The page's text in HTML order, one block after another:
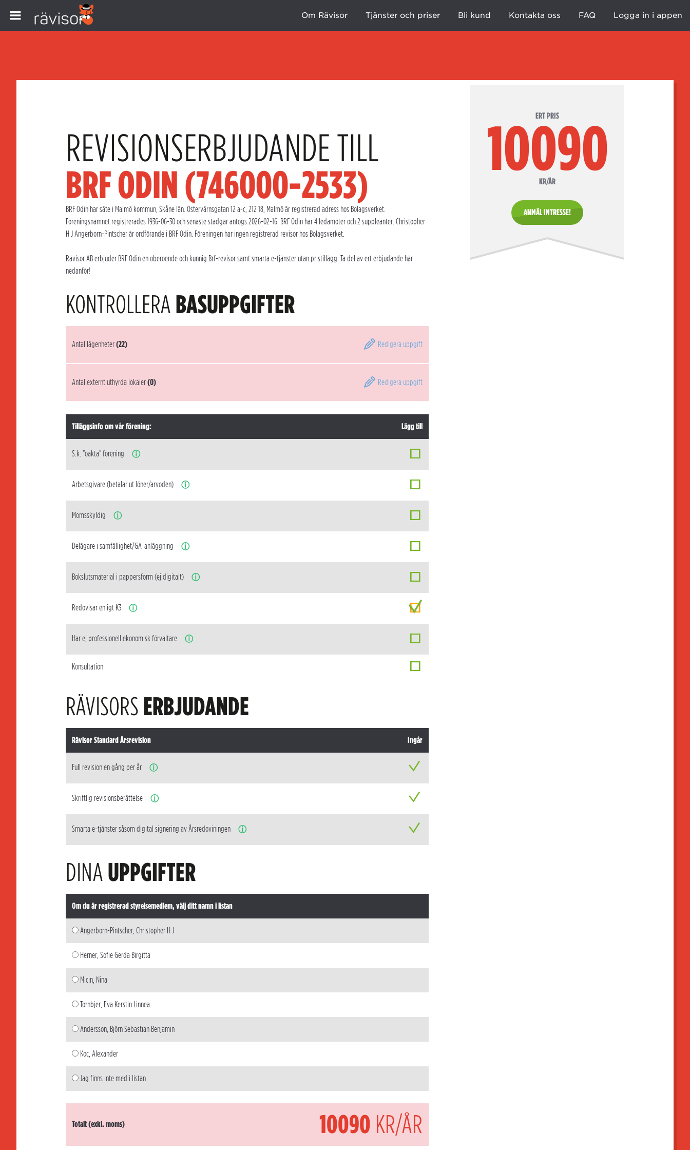
Om Rävisor Tjänster och priser Bli kund Kontakta oss FAQ Logga in i appen
ERT PRIS
10090
KR/ÅR
ANMÄL INTRESSE!
REVISIONSERBJUDANDE TILL
BRF ODIN (746000-2533)
BRF Odin har säte i Malmö kommun, Skåne län. Östervärnsgatan 12 a-c, 212 18, Malmö är registrerad adress hos Bolagsverket.
Föreningsnamnet registrerades 1936-06-30 och senaste stadgar antogs 2026-02-16. BRF Odin har 4 ledamöter och 2 suppleanter. Christopher
H J Angerborn-Pintscher är ordförande i BRF Odin. Föreningen har ingen registrerad revisor hos Bolagsverket.
Rävisor AB erbjuder BRF Odin en oberoende och kunnig Brf-revisor samt smarta e-tjänster utan pristillägg. Ta del av ert erbjudande här
nedanför!
KONTROLLERABASUPPGIFTER
Antal lägenheter(22) Redigera uppgift
Antal externt uthyrda lokaler(0) Redigera uppgift
Tilläggsinfo om vår förening: Lägg till
S.k. "oäkta" förening ⓘ
Arbetsgivare (betalar ut löner/arvoden) ⓘ
Momsskyldig ⓘ
Delägare i samfällighet/GA-anläggning ⓘ
Bokslutsmaterial i pappersform (ej digitalt) ⓘ
Redovisar enligt K3 ⓘ
Har ej professionell ekonomisk förvaltare ⓘ
Konsultation
RÄVISORSERBJUDANDE
Rävisor Standard Årsrevision Ingår
Full revision en gång per år ⓘ
Skriftlig revisionsberättelse ⓘ
Smarta e-tjänster såsom digital signering av Årsredoviningen ⓘ
DINAUPPGIFTER
Om du är registrerad styrelsemedlem, välj ditt namn i listan
Angerborn-Pintscher, Christopher H J
Herner, Sofie Gerda Birgitta
Micin, Nina
Tornbjer, Eva Kerstin Linnea
Andersson, Björn Sebastian Benjamin
Koc, Alexander
Jag finns inte med i listan
Totalt (exkl. moms) 10090 KR/ÅR